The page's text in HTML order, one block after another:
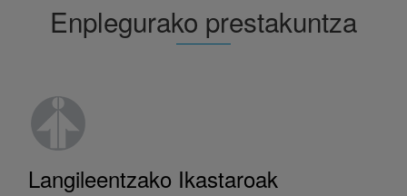
Enplegurako prestakuntza
Langileentzako Ikastaroak